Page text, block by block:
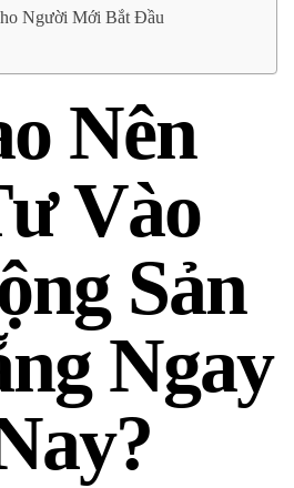
Người Mới Bắt Đầu
Nên
Vào
Sản
Ngay